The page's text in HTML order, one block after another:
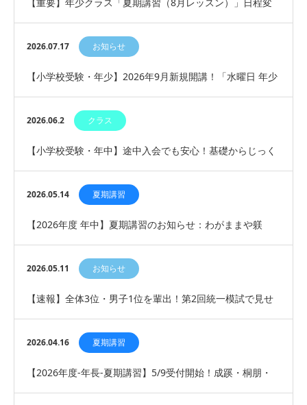
更および追加開講のお知らせ
2026.07.17 お知らせ
【小学校受験・年少】2026年9月新規開講！「水曜日 年少
クラス（13:00〜90分）」で始める、焦…
2026.06.2 クラス
【小学校受験・年中】途中入会でも安心！基礎からじっく
り学ぶ「年中 新人クラス（途中入会クラス）」新規…
2026.05.14 夏期講習
【2026年度 年中】夏期講習のお知らせ：わがままや躾
は、年長から直すのは至難の業です。
2026.05.11 お知らせ
【速報】全体3位・男子1位を輩出！第2回統一模試で見せ
た「ひとみ生」の圧倒的な実力
2026.04.16 夏期講習
【2026年度-年長-夏期講習】5/9受付開始！成蹊・桐朋・